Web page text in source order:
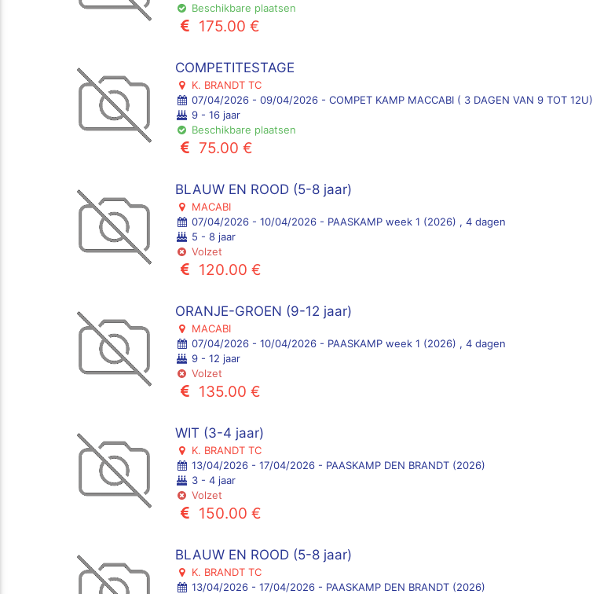
Beschikbare plaatsen
175.00 €
COMPETITESTAGE
K. BRANDT TC
07/04/2026 - 09/04/2026 - COMPET KAMP MACCABI ( 3 DAGEN VAN 9 TOT 12U)
9 - 16 jaar
Beschikbare plaatsen
75.00 €
BLAUW EN ROOD (5-8 jaar)
MACABI
07/04/2026 - 10/04/2026 - PAASKAMP week 1 (2026) , 4 dagen
5 - 8 jaar
Volzet
120.00 €
ORANJE-GROEN (9-12 jaar)
MACABI
07/04/2026 - 10/04/2026 - PAASKAMP week 1 (2026) , 4 dagen
9 - 12 jaar
Volzet
135.00 €
WIT (3-4 jaar)
K. BRANDT TC
13/04/2026 - 17/04/2026 - PAASKAMP DEN BRANDT (2026)
3 - 4 jaar
Volzet
150.00 €
BLAUW EN ROOD (5-8 jaar)
K. BRANDT TC
13/04/2026 - 17/04/2026 - PAASKAMP DEN BRANDT (2026)